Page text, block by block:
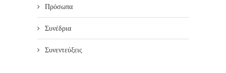
Πρόσωπα
Συνέδρια
Συνεντεύξεις